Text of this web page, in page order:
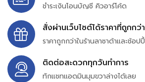
ชำระเงินโอนบัญชี คิวอาร์โค้ด
สั่งผ่านเว็บไซต์ได้ราคาที่ถูกกว่า
ราคาถูกกว่าในร้านลาซาด้าและช้อปปี้
ติดต่อสะดวกทุกวันทำการ
ทักแชทแอดมินมุมขวาล่างได้เลย